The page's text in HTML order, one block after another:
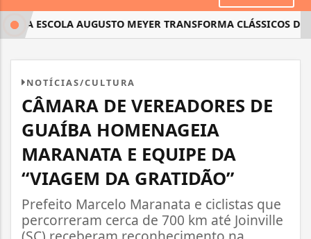
AUGUSTO MEYER TRANSFORMA CLÁSSICOS DA
NOTÍCIAS/CULTURA
CÂMARA DE VEREADORES DE
GUAÍBA HOMENAGEIA
MARANATA E EQUIPE DA
“VIAGEM DA GRATIDÃO”
Prefeito Marcelo Maranata e ciclistas que
percorreram cerca de 700 km até Joinville